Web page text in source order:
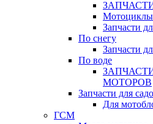
Мотоциклы
Запчасти
По снегу
Запчасти
По воде
МОТОРОВ
Запчасти для
Для
ГСМ